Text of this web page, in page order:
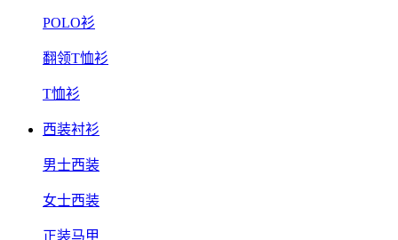
POLO衫
翻领T恤衫
T恤衫
西装衬衫
男士西装
女士西装
正装马甲